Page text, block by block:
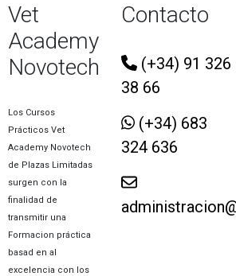
Vet
Academy
Novotech
Los Cursos
Prácticos Vet
Academy Novotech
de Plazas Limitadas
surgen con la
finalidad de
transmitir una
Formacion práctica
basad en al
excelencia con los
Contacto
(+34) 91 326
38 66
(+34) 683
324 636